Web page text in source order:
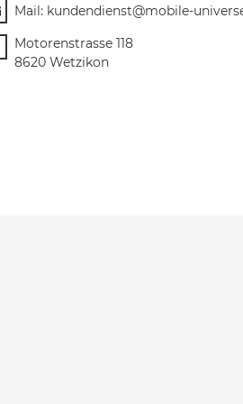
Mail: kundendienst@mobile-
Motorenstrasse 118
8620 Wetzikon